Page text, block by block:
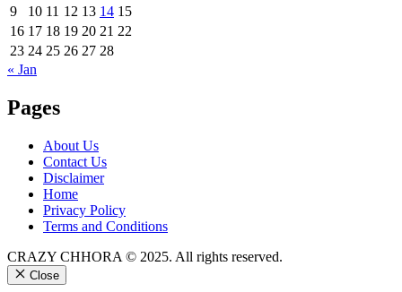
9
10 11 12 13 14 15
16 17 18 19 20 21 22
23 24 25 26 27 28
« Jan
Pages
About Us
Contact Us
Disclaimer
Home
Privacy Policy
Terms and Conditions
CRAZY CHHORA © 2025. All rights reserved.
Close